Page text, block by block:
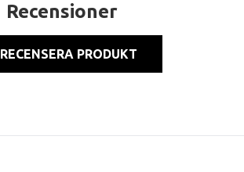
Recensioner
RECENSERA PRODUKT